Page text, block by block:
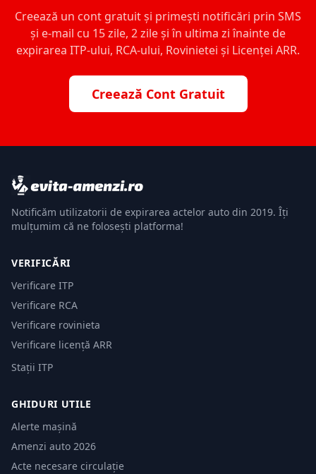
Creează un cont gratuit și primești notificări prin SMS
și e-mail cu 15 zile, 2 zile și în ultima zi înainte de
expirarea ITP-ului, RCA-ului, Rovinietei și Licenței ARR.
Creează Cont Gratuit
Notificăm utilizatorii de expirarea actelor auto din 2019. Îți
mulțumim că ne folosești platforma!
VERIFICĂRI
Verificare ITP
Verificare RCA
Verificare rovinieta
Verificare licență ARR
Stații ITP
GHIDURI UTILE
Alerte mașină
Amenzi auto 2026
Acte necesare circulație